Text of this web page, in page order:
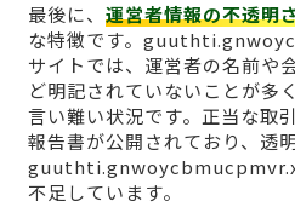
最後に、 運営者情報の不透明
な特徴です。
サイトでは、運営者の名前や
ど明記されていないことが多
言い難い状況です。正当な取
報告書が公開されており、透
不足しています。